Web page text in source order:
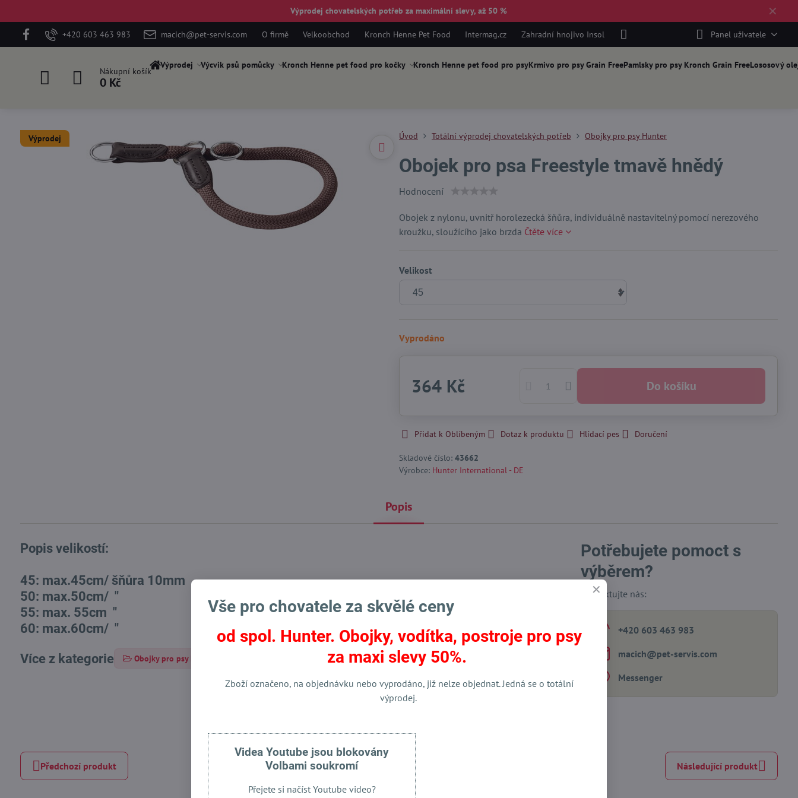
✕
Výprodej chovatelských potřeb za maximální slevy, až 50 %
+420 603 463 983 macich@pet-servis.com O firmě Velkoobchod Kronch Henne Pet Food Intermag.cz Zahradní hnojivo Insol Panel uživatele
Nákupní košík
0 Kč
Výprodej Výcvik psů pomůcky Kronch Henne pet food pro kočky Kronch Henne pet food pro psyKrmivo pro psy Grain FreePamlsky pro psy Kronch Grain FreeLososový
Výprodej Úvod Totální výprodej chovatelských potřeb Obojky pro psy Hunter
Obojek pro psa Freestyle tmavě hnědý
Hodnocení
Obojek z nylonu, uvnitř horolezecká šňůra, individuálně nastavitelný pomocí nerezového
kroužku, sloužícího jako brzda Čtěte více
Velikost
Vyprodáno
364 Kč Do košíku
Přidat k Oblíbeným Dotaz k produktu Hlídací pes Doručení
Skladové číslo: 43662
Výrobce: Hunter International - DE
Popis
Popis velikostí:
45: max.45cm/ šňůra 10mm
50: max.50cm/ "
55: max. 55cm "
60: max.60cm/ "
Více z kategorie Obojky pro psy Hunter Totální výprodej chovatelských potřeb
Potřebujete pomoct s
výběrem?
Kontaktujte nás:
+420 603 463 983
macich​@pet-servis​.com
Messenger
Předchozí produkt Následující produkt
Vše pro chovatele za skvělé ceny
od spol. Hunter. Obojky, vodítka, postroje pro psy
za maxi slevy 50%.
Zboží označeno, na objednávku nebo vyprodáno, již nelze objednat. Jedná se o totální
výprodej.
Videa Youtube jsou blokovány
Volbami soukromí
Přejete si načíst Youtube video?